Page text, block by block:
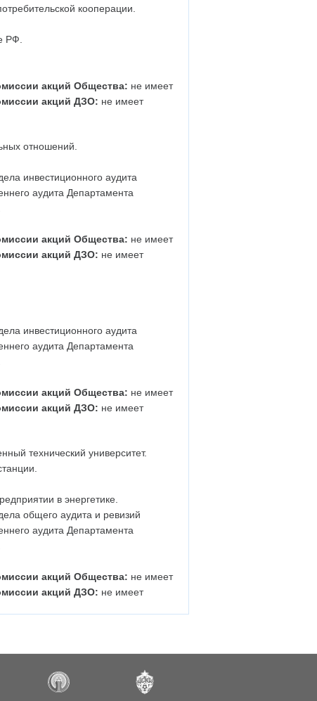
кооперации.
РФ.
акций Общества: не имеет
акций ДЗО: не имеет
отношений.
инвестиционного аудита
аудита Департамента
акций Общества: не имеет
акций ДЗО: не имеет
инвестиционного аудита
аудита Департамента
акций Общества: не имеет
акций ДЗО: не имеет
технический университет.
в энергетике.
общего аудита и ревизий
аудита Департамента
акций Общества: не имеет
акций ДЗО: не имеет